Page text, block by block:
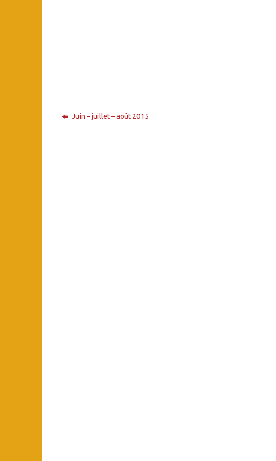
Juin – juillet – août 2015